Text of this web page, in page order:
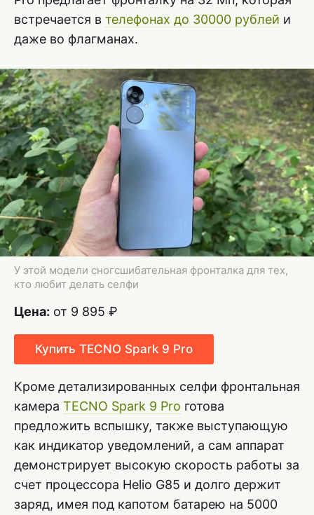
встречается в телефонах до 30000 рублей и
даже во флагманах.
У этой модели сногсшибательная фронталка для тех,
кто любит делать селфи
Цена: от 9 895 ₽
Купить TECNO Spark 9 Pro
Кроме детализированных селфи фронтальная
камера TECNO Spark 9 Pro готова
предложить вспышку, также выступающую
как индикатор уведомлений, а сам аппарат
демонстрирует высокую скорость работы за
счет процессора Helio G85 и долго держит
заряд, имея под капотом батарею на 5000